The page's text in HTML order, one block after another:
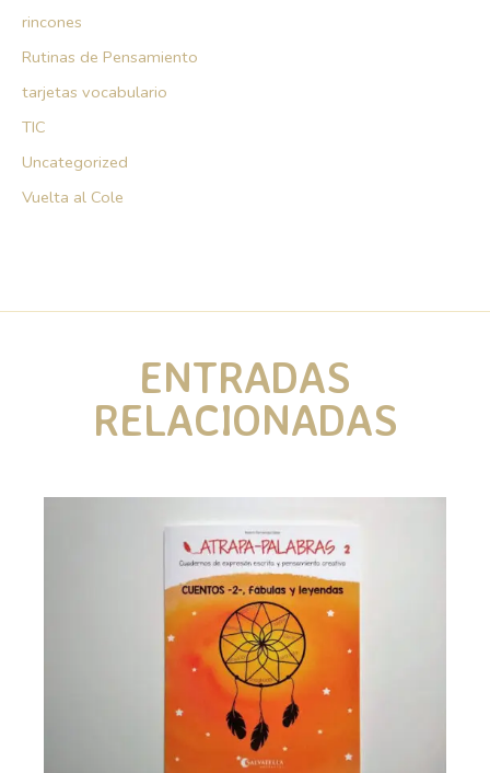
rincones
Rutinas de Pensamiento
tarjetas vocabulario
TIC
Uncategorized
Vuelta al Cole
ENTRADAS
RELACIONADAS